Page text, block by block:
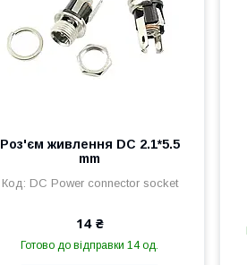
Роз'єм живлення DC 2.1*5.5
mm
DC Power connector socket
14 ₴
Готово до відправки 14 од.